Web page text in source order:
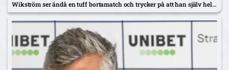
Wikström ser ändå en tuff bortamatch och trycker på att han själv helst
spelar mittback.